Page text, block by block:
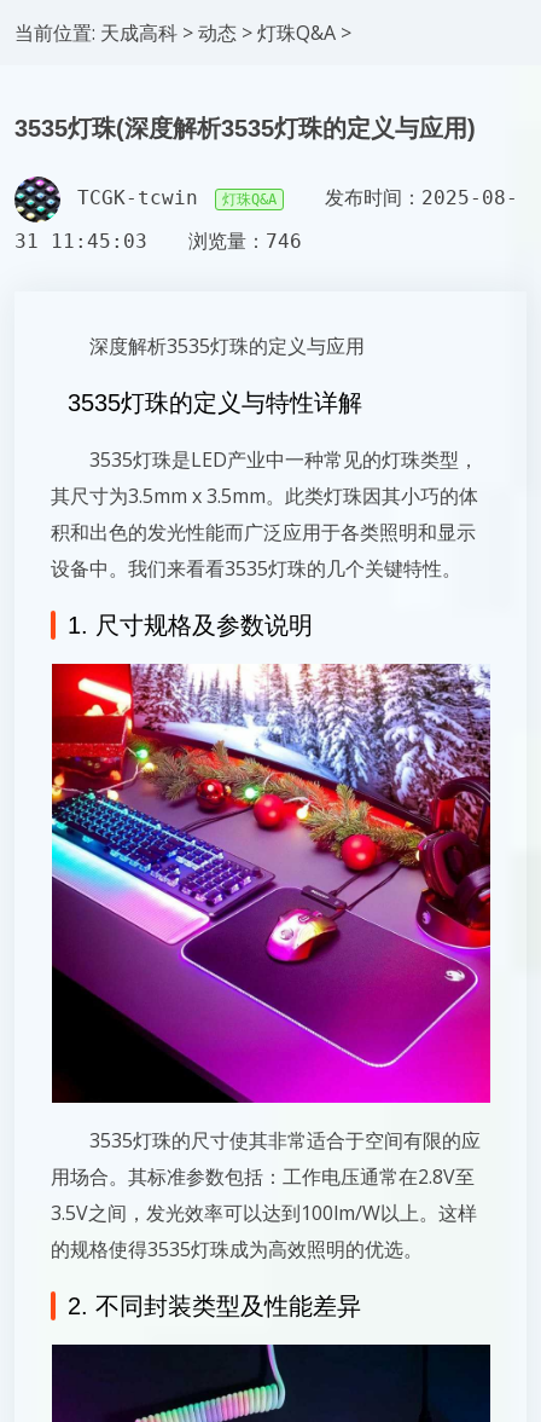
当前位置: 天成高科 >动态 >灯珠Q&A >
3535灯珠(深度解析3535灯珠的定义与应用)
TCGK-tcwin 灯珠Q&A
发布时间：2025-08-
31 11:45:03
浏览量：746
深度解析3535灯珠的定义与应用
3535灯珠的定义与特性详解
3535灯珠是LED产业中一种常见的灯珠类型，
其尺寸为3.5mm x 3.5mm。此类灯珠因其小巧的体
积和出色的发光性能而广泛应用于各类照明和显示
设备中。我们来看看3535灯珠的几个关键特性。
1. 尺寸规格及参数说明
3535灯珠的尺寸使其非常适合于空间有限的应
用场合。其标准参数包括：工作电压通常在2.8V至
3.5V之间，发光效率可以达到100lm/W以上。这样
的规格使得3535灯珠成为高效照明的优选。
2. 不同封装类型及性能差异